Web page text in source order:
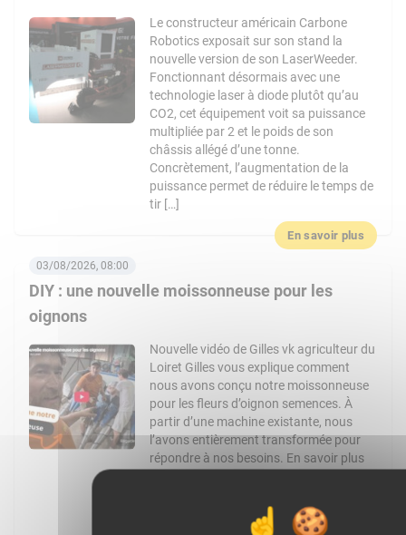
Le constructeur américain Carbone
Robotics exposait sur son stand la
nouvelle version de son LaserWeeder.
Fonctionnant désormais avec une
technologie laser à diode plutôt qu’au
CO2, cet équipement voit sa puissance
multipliée par 2 et le poids de son
châssis allégé d’une tonne.
Concrètement, l’augmentation de la
puissance permet de réduire le temps de
tir […]
En savoir plus
DIY : une nouvelle moissonneuse pour les
oignons
03/08/2026, 08:00
Nouvelle vidéo de Gilles vk agriculteur du
Loiret Gilles vous explique comment
nous avons conçu notre moissonneuse
pour les fleurs d’oignon semences. À
partir d’une machine existante, nous
l’avons entièrement transformée pour
répondre à nos besoins. En savoir plus
: @gilles_vk Facebook :
https://www.facebook.com/Gilles_vk-